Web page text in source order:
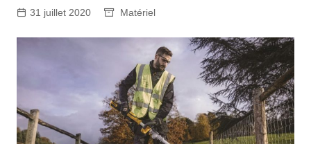
31 juillet 2020 Matériel